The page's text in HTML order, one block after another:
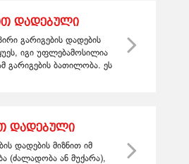
დადებული
გარიგების დადების
იგი უფლებამოსილია
გარიგების ბათილობა. ეს
დადებული
დადების მიზნით იმ
(ძალადობა ან მუქარა),